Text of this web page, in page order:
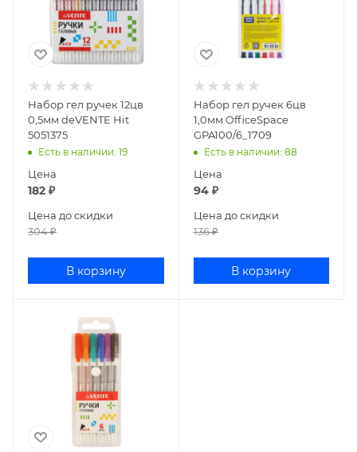
Набор гел ручек 12цв
0,5мм deVENTE Hit
5051375
Есть в наличии: 19
Цена
182 ₽
Цена до скидки
304₽
В корзину
Набор гел ручек 6цв
1,0мм OfficeSpace
GPA100/6_1709
Есть в наличии: 88
Цена
94₽
Цена до скидки
136₽
В корзину